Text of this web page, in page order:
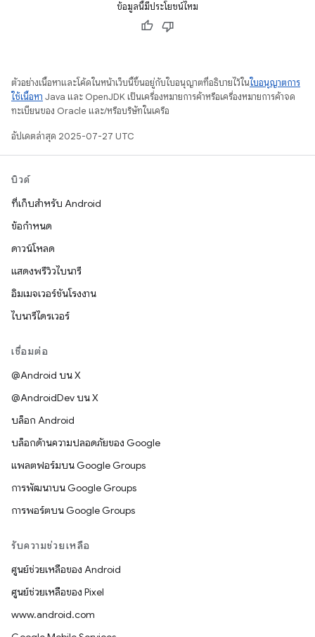
ข้อมูลนี้มีประโยชน์ไหม
ตัวอย่างเนื้อหาและโค้ดในหน้าเว็บนี้ขึ้นอยู่กับใบอนุญาตที่อธิบายไว้ในใบอนุญาตการ
ใช้เนื้อหา Java และ OpenJDK เป็นเครื่องหมายการค้าหรือเครื่องหมายการค้าจด
ทะเบียนของ Oracle และ/หรือบริษัทในเครือ
อัปเดตล่าสุด 2025-07-27 UTC
บิวด์
ที่เก็บสำหรับ Android
ข้อกำหนด
ดาวน์โหลด
แสดงพรีวิวไบนารี
อิมเมจเวอร์ชันโรงงาน
ไบนารีไดรเวอร์
เชื่อมต่อ
@Android บน X
@AndroidDev บน X
บล็อก Android
บล็อกด้านความปลอดภัยของ Google
แพลตฟอร์มบน Google Groups
การพัฒนาบน Google Groups
การพอร์ตบน Google Groups
รับความช่วยเหลือ
ศูนย์ช่วยเหลือของ Android
ศูนย์ช่วยเหลือของ Pixel
www.android.com